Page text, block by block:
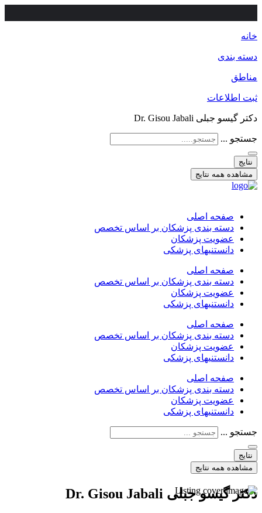
خانه
دسته بندی
مناطق
ثبت اطلاعات
دکتر گیسو جبلی Dr. Gisou Jabali
جستجو ...
نتایج
مشاهده همه نتایج
صفحه اصلی
دسته بندی پزشکان بر اساس تخصص
عضویت پزشکان
دانستنیهای پزشکی
صفحه اصلی
دسته بندی پزشکان بر اساس تخصص
عضویت پزشکان
دانستنیهای پزشکی
صفحه اصلی
دسته بندی پزشکان بر اساس تخصص
عضویت پزشکان
دانستنیهای پزشکی
صفحه اصلی
دسته بندی پزشکان بر اساس تخصص
عضویت پزشکان
دانستنیهای پزشکی
جستجو ...
نتایج
مشاهده همه نتایج
دکتر گیسو جبلی Dr. Gisou Jabali